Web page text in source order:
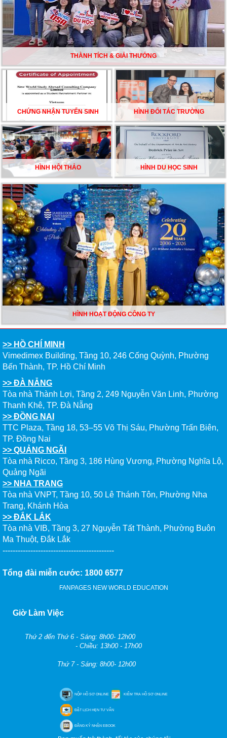
DU HỌC ÚC DẦN TRỞ THÀNH LỰA CHỌN HÀNG
ĐẦU CỦA DU HỌC SINH NĂM 2026 – VÀ TẤT CẢ
ĐỀU CÓ LÝ DO!!
CHẠM GIẤC MƠ DU HỌC MỸ – BẮT ĐẦU TỪ NGÀY
HỘI GHI DANH & SĂN HỌC BỔNG KỲ SPRING 2026
THÀNH TÍCH & GIẢI THƯỞNG
CHỨNG NHẬN TUYỂN SINH HÌNH ĐỐI TÁC TRƯỜNG
HÌNH HỘI THẢO HÌNH DU HỌC SINH
HÌNH HOẠT ĐỘNG CÔNG TY
>> HỒ CHÍ MINH
Vimedimex Building, Tầng 10, 246 Cống Quỳnh, Phường
Bến Thành, TP. Hồ Chí Minh
>> ĐÀ NẴNG
Tòa nhà Thành Lợi, Tầng 2, 249 Nguyễn Văn Linh, Phường
Thanh Khê, TP. Đà Nẵng
>> ĐỒNG NAI
TTC Plaza, Tầng 18, 53–55 Võ Thị Sáu, Phường Trấn Biên,
TP. Đồng Nai
>> QUẢNG NGÃI
Tòa nhà Ricco, Tầng 3, 186 Hùng Vương, Phường Nghĩa Lộ,
Quảng Ngãi
>> NHA TRANG
Tòa nhà VNPT, Tầng 10, 50 Lê Thánh Tôn, Phường Nha
Trang, Khánh Hòa
>> ĐẮK LẮK
Tòa nhà VIB, Tầng 3, 27 Nguyễn Tất Thành, Phường Buôn
Ma Thuột, Đắk Lắk
--------------------------------------------
Tổng đài miễn cước: 1800 6577
FANPAGES NEW WORLD EDUCATION
Giờ Làm Việc
Thứ 2 đến Thứ 6 - Sáng: 8h00- 12h00
- Chiều: 13h00 - 17h00
Thứ 7 - Sáng: 8h00- 12h00
NỘP HỒ SƠ ONLINE KIỂM TRA HỒ SƠ ONLINE
ĐẶT LỊCH HẸN TƯ VẤN
ĐĂNG KÝ NHẬN EBOOK